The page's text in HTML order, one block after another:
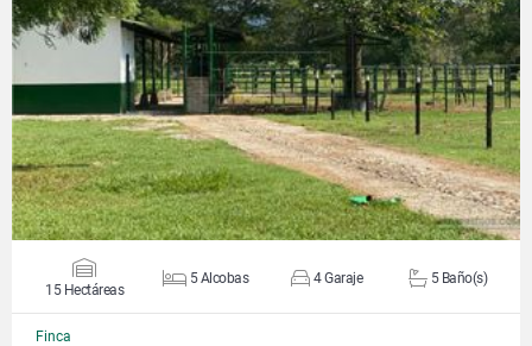
VER DETALLES
15 Hectáreas
5 Alcobas 4 Garaje 5 Baño(s)
Finca